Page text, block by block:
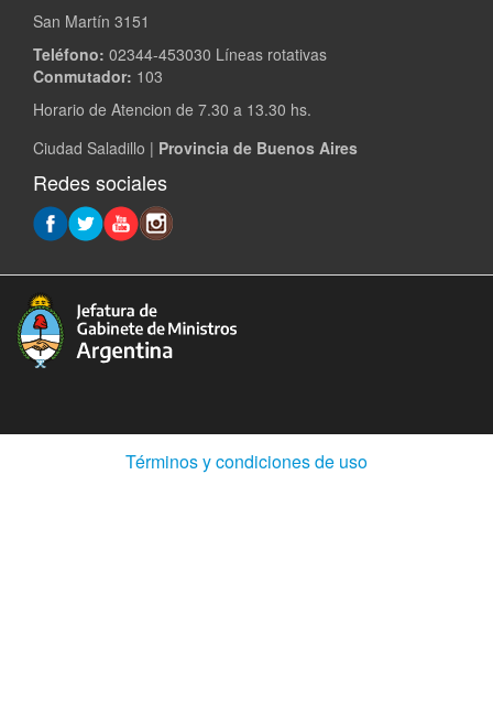
San Martín 3151
Teléfono: 02344-453030 Líneas rotativas
Conmutador: 103
Horario de Atencion de 7.30 a 13.30 hs.
Ciudad Saladillo | Provincia de Buenos Aires
Redes sociales
Términos y condiciones de uso(Abre